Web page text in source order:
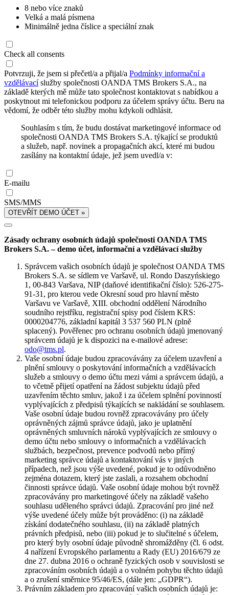
8 nebo více znaků
Velká a malá písmena
Minimálně jedna číslice a speciální znak
Check all consents
Potvrzuji, že jsem si přečetl/a a přijal/a Podmínky informační a
vzdělávacíslužby společnosti OANDA TMS Brokers S.A., na
základě kterých mě může tato společnost kontaktovat s nabídkou a
poskytnout mi telefonickou podporu za účelem správy účtu. Beru na
vědomí, že odběr této služby mohu kdykoli odhlásit.
Souhlasím s tím, že budu dostávat marketingové informace od
společnosti OANDA TMS Brokers S.A. týkající se produktů
a služeb, např. novinek a propagačních akcí, které mi budou
zasílány na kontaktní údaje, jež jsem uvedl/a v:
E-mailu
SMS/MMS
OTEVŘÍT DEMO ÚČET »
Zásady ochrany osobních údajů společnosti OANDA TMS
Brokers S.A. – demo účet, informační a vzdělávací služby
Správcem vašich osobních údajů je společnost OANDA TMS
Brokers S.A. se sídlem ve Varšavě, ul. Rondo Daszyńskiego
1, 00-843 Varšava, NIP (daňové identifikační číslo): 526-275-
91-31, pro kterou vede Okresní soud pro hlavní město
Varšavu ve Varšavě, XIII. obchodní oddělení Národního
soudního rejstříku, registrační spisy pod číslem KRS:
0000204776, základní kapitál 3 537 560 PLN (plně
splacený). Pověřenec pro ochranu osobních údajů jmenovaný
správcem údajů je k dispozici na e-mailové adrese:
odo@tms.pl.
Vaše osobní údaje budou zpracovávány za účelem uzavření a
plnění smlouvy o poskytování informačních a vzdělávacích
služeb a smlouvy o demo účtu mezi vámi a správcem údajů, a
to včetně přijetí opatření na žádost subjektu údajů před
uzavřením těchto smluv, jakož i za účelem splnění povinností
vyplývajících z předpisů týkajících se nakládání se souhlasem.
Vaše osobní údaje budou rovněž zpracovávány pro účely
oprávněných zájmů správce údajů, jako je uplatnění
oprávněných smluvních nároků vyplývajících ze smlouvy o
demo účtu nebo smlouvy o informačních a vzdělávacích
službách, bezpečnost, prevence podvodů nebo přímý
marketing správce údajů a kontaktování vás v jiných
případech, než jsou výše uvedené, pokud je to odůvodněno
zejména dotazem, který jste zaslali, a rozsahem obchodní
činnosti správce údajů. Vaše osobní údaje mohou být rovněž
zpracovávány pro marketingové účely na základě vašeho
souhlasu uděleného správci údajů. Zpracování pro jiné než
výše uvedené účely může být prováděno: (i) na základě
získání dodatečného souhlasu, (ii) na základě platných
právních předpisů, nebo (iii) pokud je to slučitelné s účelem,
pro který byly osobní údaje původně shromážděny (čl. 6 odst.
4 nařízení Evropského parlamentu a Rady (EU) 2016/679 ze
dne 27. dubna 2016 o ochraně fyzických osob v souvislosti se
zpracováním osobních údajů a o volném pohybu těchto údajů
a o zrušení směrnice 95/46/ES, (dále jen: „GDPR“).
Právním základem pro zpracování vašich osobních údajů je: